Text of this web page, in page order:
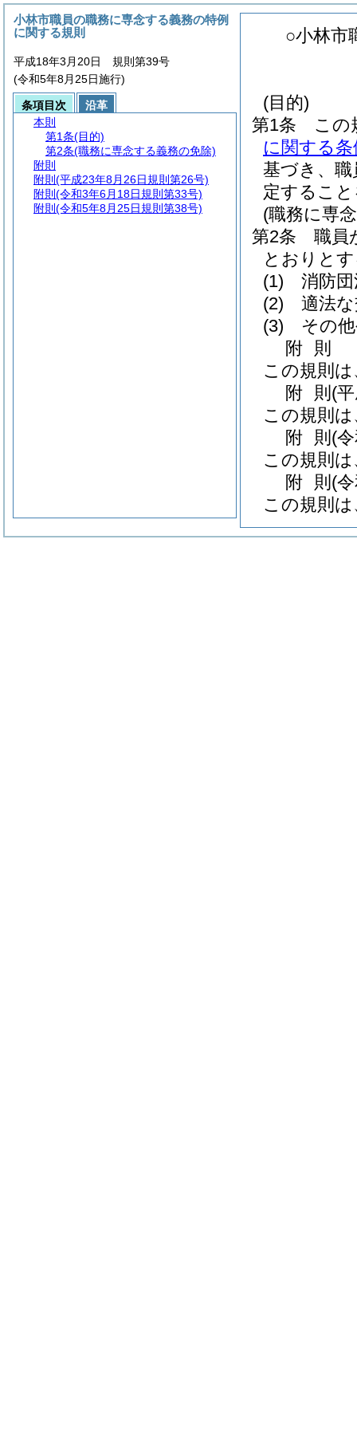
○小林市
(目的)
第1条
この
に関する条
基づき、
定するこ
(職務に専
第2条
職員
とおりと
(1)
消防
(2)
適法
(3)
その
附 則
この規則
附 則 (
この規則
附 則 (
この規則
附 則 (
この規則
小林市職員の職務に専念する義務の特例
に関する規則
平成18年3月20日 規則第39号
(令和5年8月25日施行)
条項目次
沿革
本則
第1条(目的)
第2条(職務に専念する義務の免除)
附則
附則 (平成23年8月26日規則第26号)
附則 (令和3年6月18日規則第33号)
附則 (令和5年8月25日規則第38号)